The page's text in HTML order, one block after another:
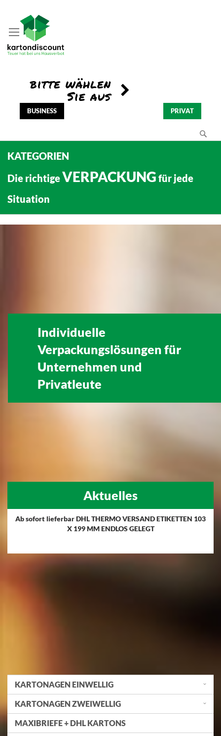
BUSINESS PRIVAT
KATEGORIEN
Die richtigeVERPACKUNG für jede
Situation
Individuelle
Verpackungslösungen für
Unternehmen und
Privatleute
Aktuelles
Ab sofort lieferbar DHL THERMO VERSAND ETIKETTEN 103
X 199 MM ENDLOS GELEGT
KARTONAGEN EINWELLIG
KARTONAGEN ZWEIWELLIG
MAXIBRIEFE + DHL KARTONS